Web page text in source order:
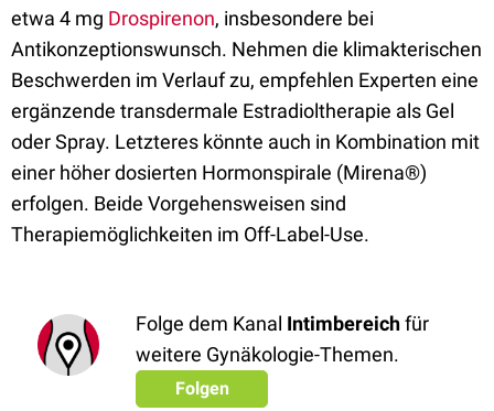
etwa 4 mg Drospirenon, insbesondere bei
Antikonzeptionswunsch. Nehmen die klimakterischen
Beschwerden im Verlauf zu, empfehlen Experten eine
ergänzende transdermale Estradioltherapie als Gel
oder Spray. Letzteres könnte auch in Kombination mit
einer höher dosierten Hormonspirale (Mirena®)
erfolgen. Beide Vorgehensweisen sind
Therapiemöglichkeiten im Off-Label-Use.
Folge dem Kanal Intimbereichfür
weitere Gynäkologie-Themen.
Folgen